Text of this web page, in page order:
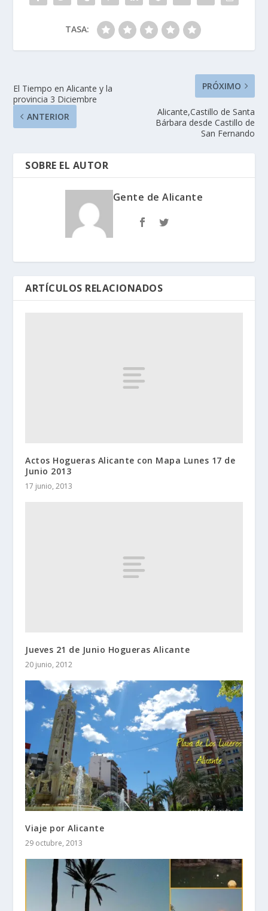
TASA:
El Tiempo en Alicante y la
provincia 3 Diciembre
ANTERIOR
PRÓXIMO
Alicante,Castillo de Santa
Bárbara desde Castillo de
San Fernando
SOBRE EL AUTOR
Gente de Alicante
ARTÍCULOS RELACIONADOS
Actos Hogueras Alicante con Mapa Lunes 17 de
Junio 2013
17 junio, 2013
Jueves 21 de Junio Hogueras Alicante
20 junio, 2012
Viaje por Alicante
29 octubre, 2013